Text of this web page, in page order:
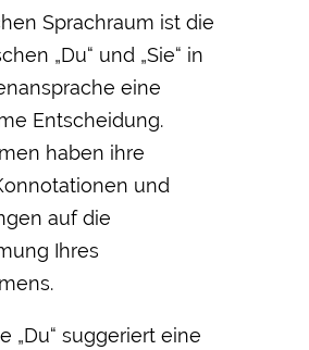
Sprachraum ist die
„Du“ und „Sie“ in
eine
Entscheidung.
haben ihre
und
auf die
Ihres
„Du“ suggeriert eine